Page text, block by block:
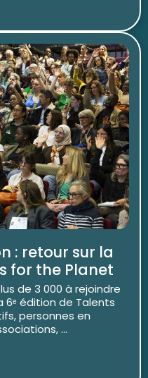
: retour sur la
for the Planet
de 3 000 à rejoindre
6ᵉ édition de Talents
personnes en
...